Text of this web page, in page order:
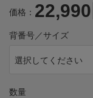
価格：
背番号／サイズ
選択してください
数量